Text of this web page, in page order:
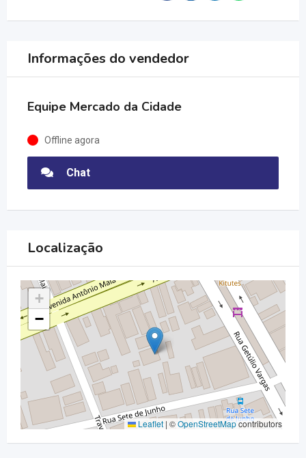
Informações do vendedor
Equipe Mercado da Cidade
Offline agora
Chat
Localização
+
−
Leaflet | ©OpenStreetMapcontributors